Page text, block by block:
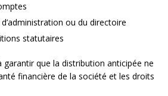
ou du directoire
statutaires
garantir que la distribution anticipée ne
financière de la société et les droits